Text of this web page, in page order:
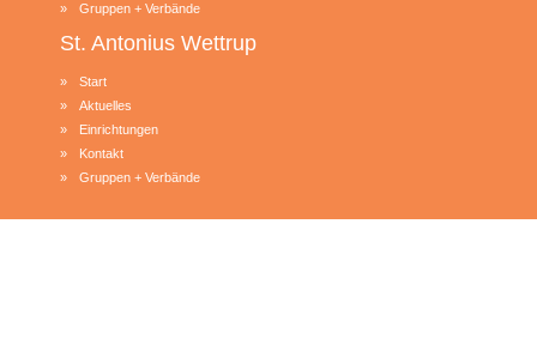
Gruppen + Verbände
St. Antonius Wettrup
Start
Aktuelles
Einrichtungen
Kontakt
Gruppen + Verbände